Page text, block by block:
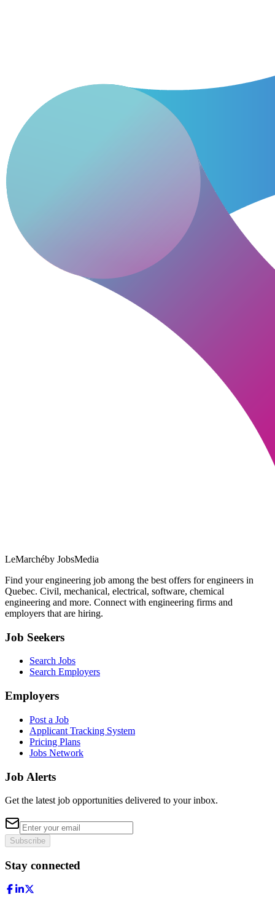
LeMarchéby JobsMedia
Find your engineering job among the best offers for engineers in
Quebec. Civil, mechanical, electrical, software, chemical
engineering and more. Connect with engineering firms and
employers that are hiring.
Job Seekers
Search Jobs
Search Employers
Employers
Post a Job
Applicant Tracking System
Pricing Plans
Jobs Network
Job Alerts
Get the latest job opportunities delivered to your inbox.
Subscribe
Stay connected